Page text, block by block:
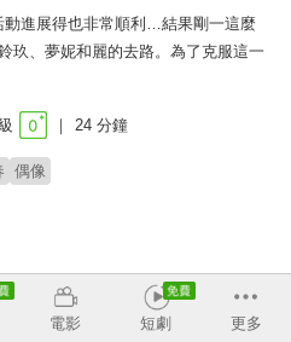
進展得也非常順利…結果剛一這麼
玖、夢妮和麗的去路。為了克服這一
24 分鐘
偶像
志崎樺音
電影 短劇 更多